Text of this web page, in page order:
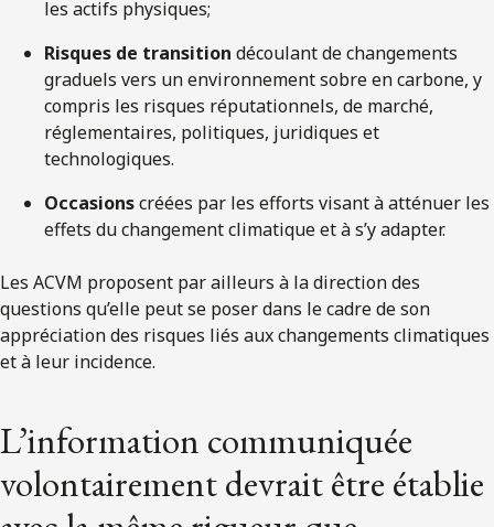
les actifs physiques;
Risques de transition découlant de changements
graduels vers un environnement sobre en carbone, y
compris les risques réputationnels, de marché,
réglementaires, politiques, juridiques et
technologiques.
Occasionscréées par les efforts visant à atténuer les
effets du changement climatique et à s’y adapter.
Les ACVM proposent par ailleurs à la direction des
questions qu’elle peut se poser dans le cadre de son
appréciation des risques liés aux changements climatiques
et à leur incidence.
L’information communiquée
volontairement devrait être établie